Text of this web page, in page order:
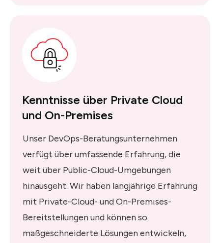
Kenntnisse über Private Cloud
und On-Premises
Unser DevOps-Beratungsunternehmen
verfügt über umfassende Erfahrung, die
weit über Public-Cloud-Umgebungen
hinausgeht. Wir haben langjährige Erfahrung
mit Private-Cloud- und On-Premises-
Bereitstellungen und können so
maßgeschneiderte Lösungen entwickeln,